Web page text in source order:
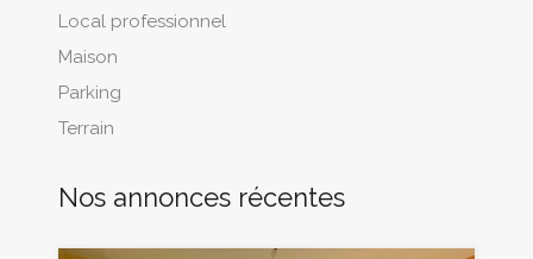
Local professionnel
Maison
Parking
Terrain
Nos annonces récentes